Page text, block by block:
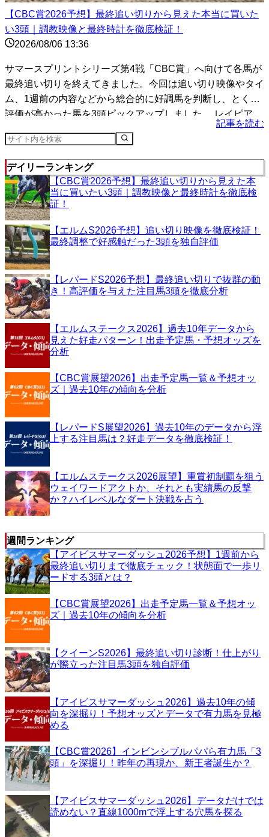
【CBC賞2026予想】最終追い切りから見えた本当に買いた
い3頭｜調教映像と最終時計を徹底検証！
2026/08/06 13:36
サマースプリントシリーズ第4戦「CBC賞」へ向けて各馬が
最終追い切りを終えてきました。今回は追い切り映像やタイ
ム、1週前の内容などから総合的に好調馬を判断し、とくに
評価が高かった馬を3頭ピックアップしました。 レイピア
記事を読む
デイリーランキング
【CBC賞2026予想】最終追い切りから見えた本
当に買いたい3頭｜調教映像と最終時計を徹底検
証！
【エルムS2026予想】追い切り映像を徹底検証！
最終調整で好感触だった3頭を独自評価
【レパードS2026予想】最終追い切りで抜群の動
き！高評価を与えた注目馬3頭を徹底分析
【エルムステークス2026】過去10年データから
見えた好走パターン！出走予定馬・予想オッズを
分析
【CBC賞展望2026】出走予定馬一覧＆予想オッ
ズ｜過去10年の傾向を分析
【レパードS展望2026】過去10年のデータから浮
上する注目馬は？好走データを徹底検証！
【エルムステークス2026展望】重賞初制覇を狙う
ウェイワードアクトか、それとも実績馬の反撃
か？ハイレベルなダート決戦を占う
週間ランキング
【アイビスサマーダッシュ2026予想】1週前から
最終追い切りまで徹底チェック！状態面で一歩リ
ードする3頭とは？
【CBC賞展望2026】出走予定馬一覧＆予想オッ
ズ｜過去10年の傾向を分析
【クイーンS2026】最終追い切り診断！仕上がり
が際立った注目馬3頭を独自評価
【アイビスサマーダッシュ2026】過去10年の傾
向を深掘り！予想オッズとデータで有力馬を見極
める
【CBC賞2026】インビンシブルパパら有力馬「3
頭」を深掘り！昨年の再現か、新王者誕生か？
【アイビスサマーダッシュ2026】データだけでは
読めない？直線1000mで浮上する穴馬を探る